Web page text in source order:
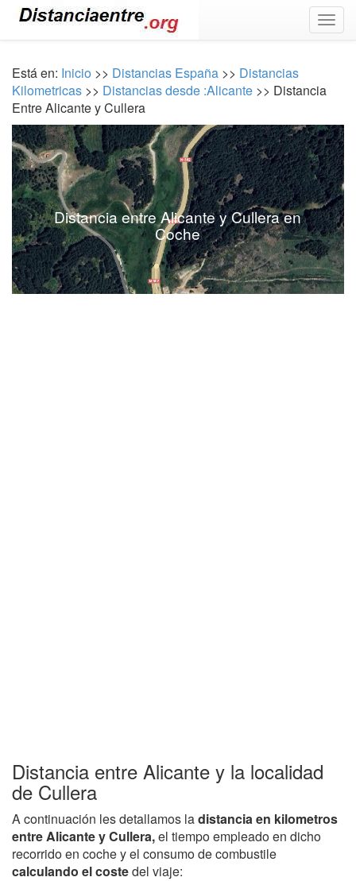
Está en: Inicio >> Distancias España >> Distancias
Kilometricas >> Distancias desde :Alicante >> Distancia
Entre Alicante y Cullera
Distancia entre Alicante y Cullera en
Coche
Distancia entre Alicante y la localidad
de Cullera
A continuación les detallamos ladistancia en kilometros
entre Alicante y Cullera,el tiempo empleado en dicho
recorrido en coche y el consumo de combustile
calculando el costedel viaje: